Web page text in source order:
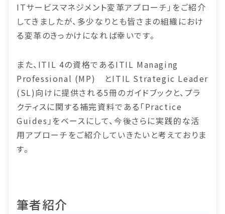
ITサービスマネジメント変革アプローチ」をご紹介
してきましたが、多少なりとも皆さまの組織におけ
る変革のきっかけになれば幸いです。
また、ITIL 4の資格であるITIL Managing
Professional (MP) とITIL Strategic Leader
(SL)向けに提供される5冊のガイドブックと、プラ
クティスに関する補完資料である「Practice
Guides」をベースにして、今後さらに実践的な活
用アプローチをご紹介していきたいと考えておりま
す。
筆者紹介